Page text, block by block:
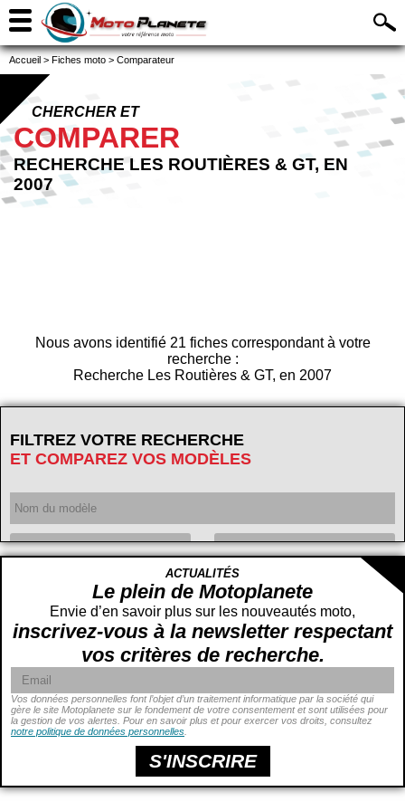
Accueil > Fiches moto > Comparateur
CHERCHER ET
COMPARER
RECHERCHE LES ROUTIÈRES & GT, EN
2007
Nous avons identifié 21 fiches correspondant à votre
recherche :
Recherche Les Routières & GT, en 2007
FILTREZ VOTRE RECHERCHE
ET COMPAREZ VOS MODÈLES
Cylindrée
cc
Puissance
ch -
Prix
cm -
ACTUALITÉS
Le plein de Motoplanete
Envie d’en savoir plus sur les nouveautés moto,
inscrivez-vous à la newsletter respectant
vos critères de recherche.
Vos données personnelles font l’objet d’un traitement informatique par la société qui
gère le site Motoplanete sur le fondement de votre consentement et sont utilisées pour
la gestion de vos alertes. Pour en savoir plus et pour exercer vos droits, consultez
notre politique de données personnelles
S'INSCRIRE